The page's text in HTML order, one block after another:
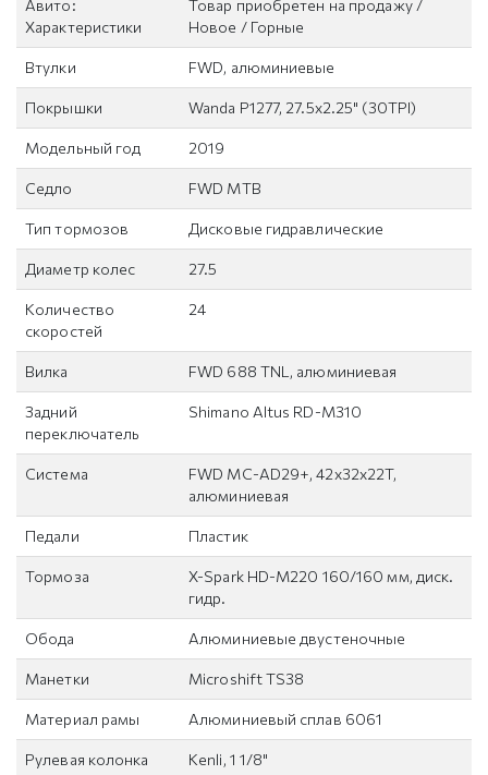
Авито:
Характеристики
Товар приобретен на продажу /
Новое / Горные
Втулки FWD, алюминиевые
Покрышки Wanda P1277, 27.5x2.25" (30TPI)
Модельный год 2019
Седло FWD MTB
Тип тормозов Дисковые гидравлические
Диаметр колес 27.5
Количество
скоростей
24
Вилка FWD 688 TNL, алюминиевая
Задний
переключатель
Shimano Altus RD-M310
Система
FWD MC-AD29+, 42x32x22T,
алюминиевая
Педали Пластик
Тормоза
X-Spark HD-M220 160/160 мм, диск.
гидр.
Обода Алюминиевые двустеночные
Манетки Microshift TS38
Материал рамы Алюминиевый сплав 6061
Рулевая колонка Kenli, 1 1/8"